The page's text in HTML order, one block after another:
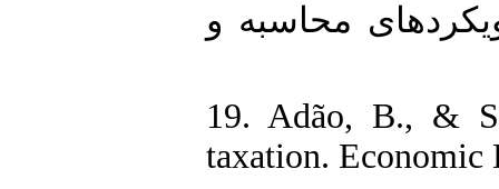
و رویکردهای محاسبه و
19. Adão, B., &
taxation. Economic